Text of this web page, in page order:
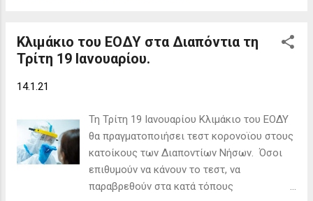
Γιώργος Γκόρος επιθεώρησαν τους
κατεστραμμένους δρόμους στο Borsh. Ο
δυνατό, καθώς ένας δημόσιος δρόμος είναι
αδιάβατος για βαρέα οχήματα, φορτηγά και
μέσα μαζικής μεταφοράς και αυτό βλάπτει
τους κατοίκους της περιοχής.
Κλιμάκιο του ΕΟΔΥ στα Διαπόντια τη
Τρίτη 19 Ιανουαρίου.
14.1.21
Τη Τρίτη 19 Ιανουαρίου Κλιμάκιο του ΕΟΔΥ
θα πραγματοποιήσει τεστ κορονοϊου στους
κατοίκους των Διαποντίων Νήσων. Όσοι
επιθυμούν να κάνουν το τεστ, να
παραβρεθούν στα κατά τόπους